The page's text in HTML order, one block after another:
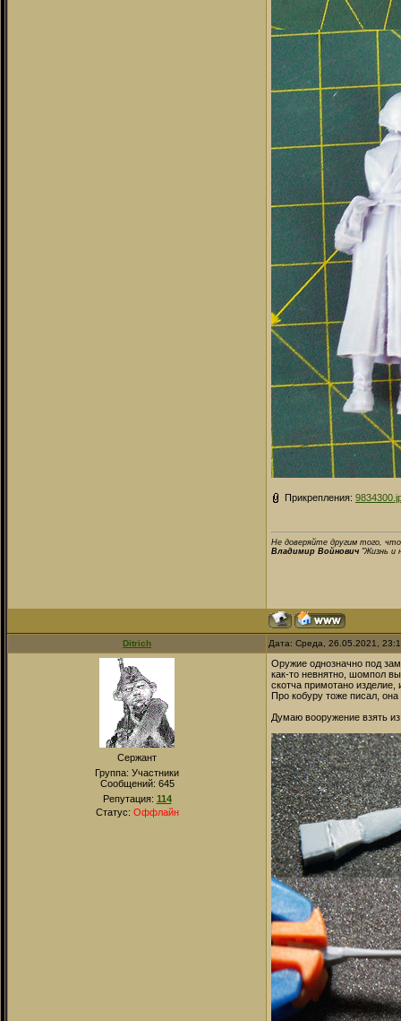
Прикрепления:
Не доверяйте другим того,
Владимир Войнович "Жизнь и
Ditrich Дата: Среда, 26.05.2021,
Сержант
Группа: Участники
Сообщений: 645
Репутация: 114
Статус: Оффлайн
Оружие однозначно под
как-то невнятно, шомпол
скотча примотано изделие,
Про кобуру тоже писал,
Думаю вооружение взять